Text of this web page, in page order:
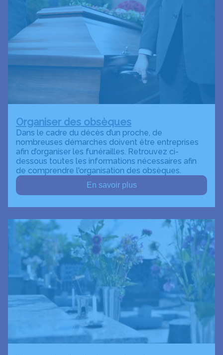
Organiser des obsèques
Dans le cadre du décès d’un proche, de
nombreuses démarches doivent être entreprises
afin d’organiser les funérailles. Retrouvez ci-
dessous toutes les informations nécessaires afin
de comprendre l'organisation des obsèques.
En savoir plus